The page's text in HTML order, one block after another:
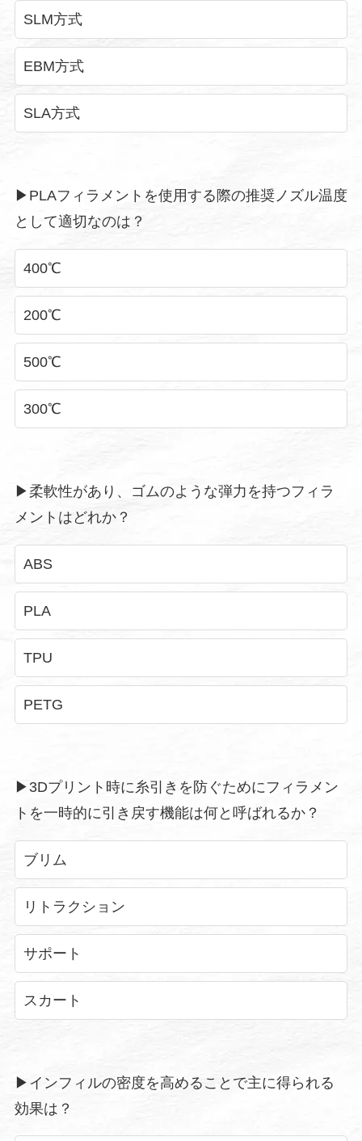
SLM方式
EBM方式
SLA方式
▶︎PLAフィラメントを使用する際の推奨ノズル温度
として適切なのは？
400℃
200℃
500℃
300℃
▶︎柔軟性があり、ゴムのような弾力を持つフィラ
メントはどれか？
ABS
PLA
TPU
PETG
▶︎3Dプリント時に糸引きを防ぐためにフィラメン
トを一時的に引き戻す機能は何と呼ばれるか？
ブリム
リトラクション
サポート
スカート
▶︎インフィルの密度を高めることで主に得られる
効果は？